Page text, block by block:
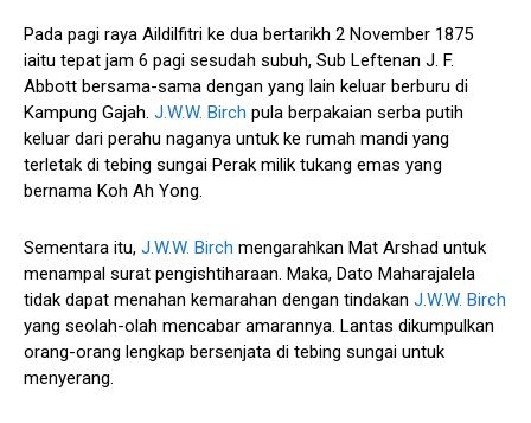
Pada pagi raya Aildilfitri ke dua bertarikh 2 November 1875
iaitu tepat jam 6 pagi sesudah subuh, Sub Leftenan J. F.
Abbott bersama-sama dengan yang lain keluar berburu di
Kampung Gajah. J.W.W. Birch pula berpakaian serba putih
keluar dari perahu naganya untuk ke rumah mandi yang
terletak di tebing sungai Perak milik tukang emas yang
bernama Koh Ah Yong.
Sementara itu, J.W.W. Birch mengarahkan Mat Arshad untuk
menampal surat pengishtiharaan. Maka, Dato Maharajalela
tidak dapat menahan kemarahan dengan tindakan J.W.W. Birch
yang seolah-olah mencabar amarannya. Lantas dikumpulkan
orang-orang lengkap bersenjata di tebing sungai untuk
menyerang.